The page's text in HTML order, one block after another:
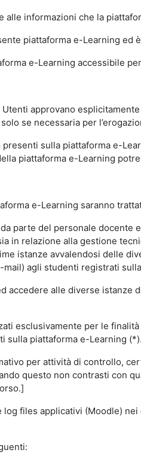
informazioni che la
piattaforma e-Learning ed
e-Learning accessibile
approvano
se necessaria per
sulla piattaforma e-
piattaforma e-Learning
e-Learning saranno
parte del personale docente
in relazione alla gestione
istanze avvalendosi delle
agli studenti registrati
alle diverse istanze
esclusivamente per le
sulla piattaforma e-Learning (*).
per attività di controllo,
questo non contrasti con
files applicativi (Moodle)